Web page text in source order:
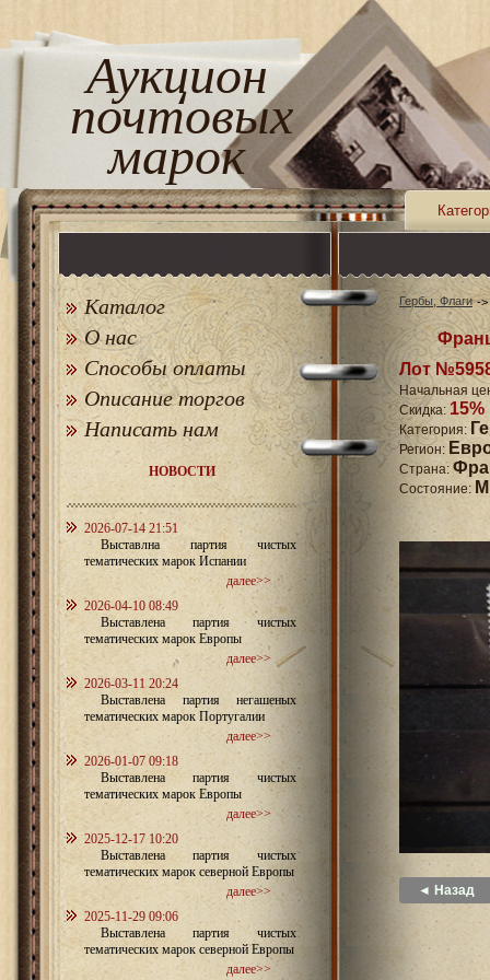
Аукцион
почтовых
марок
Каталог
О нас
Способы оплаты
Описание торгов
Написать нам
НОВОСТИ
2026-07-14 21:51
Выставлна партия чистых
тематических марок Испании
далее>>
2026-04-10 08:49
Выставлена партия чистых
тематических марок Европы
далее>>
2026-03-11 20:24
Выставлена партия негашеных
тематических марок Португалии
далее>>
2026-01-07 09:18
Выставлена партия чистых
тематических марок Европы
далее>>
2025-12-17 10:20
Выставлена партия чистых
тематических марок северной Европы
далее>>
2025-11-29 09:06
Выставлена партия чистых
тематических марок северной Европы
далее>>
Гербы, Флаги
Лот
Начальная
Скидка: 15%
Категория:
Регион:
Страна:
Состояние:
◄ Назад